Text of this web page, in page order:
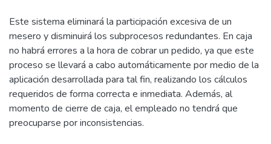
Este sistema eliminará la participación excesiva de un
mesero y disminuirá los subprocesos redundantes. En caja
no habrá errores a la hora de cobrar un pedido, ya que este
proceso se llevará a cabo automáticamente por medio de la
aplicación desarrollada para tal fin, realizando los cálculos
requeridos de forma correcta e inmediata. Además, al
momento de cierre de caja, el empleado no tendrá que
preocuparse por inconsistencias.